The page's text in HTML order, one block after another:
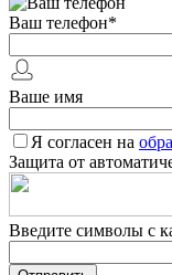
Ваш телефон*
Ваше имя
Я согласен на
Защита от
Введите символы с